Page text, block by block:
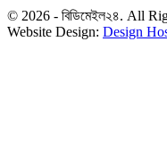
তামাকের মোড়কে
© 2026 - বিডিমেইল২৪. All
Website Design: Design